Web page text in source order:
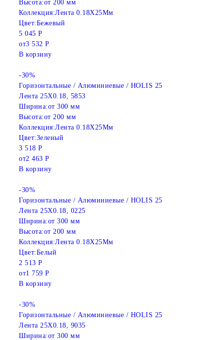
Высота:от 200 мм
Коллекция:Лента 0.18X25Мм
Цвет:Бежевый
5 045 Р
от3 532 Р
В корзину
-30%
Горизонтальные / Алюминиевые / HOLIS 25
Лента 25X0.18, 5853
Ширина:от 300 мм
Высота:от 200 мм
Коллекция:Лента 0.18X25Мм
Цвет:Зеленый
3 518 Р
от2 463 Р
В корзину
-30%
Горизонтальные / Алюминиевые / HOLIS 25
Лента 25X0.18, 0225
Ширина:от 300 мм
Высота:от 200 мм
Коллекция:Лента 0.18X25Мм
Цвет:Белый
2 513 Р
от1 759 Р
В корзину
-30%
Горизонтальные / Алюминиевые / HOLIS 25
Лента 25X0.18, 9035
Ширина:от 300 мм